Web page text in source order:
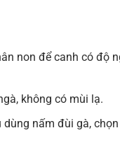
non để canh có độ
không có mùi lạ.
nấm đùi gà, chọn